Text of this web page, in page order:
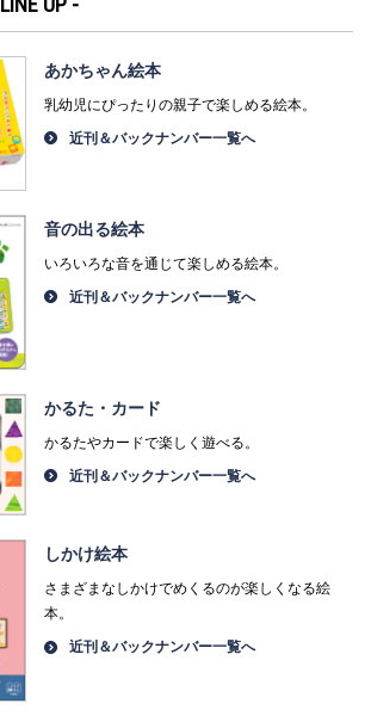
あかちゃん絵本
乳幼児にぴったりの親子で楽しめる絵本。
近刊＆バックナンバー一覧へ
音の出る絵本
いろいろな音を通じて楽しめる絵本。
近刊＆バックナンバー一覧へ
かるた・カード
かるたやカードで楽しく遊べる。
近刊＆バックナンバー一覧へ
しかけ絵本
さまざまなしかけでめくるのが楽しくなる絵
本。
近刊＆バックナンバー一覧へ